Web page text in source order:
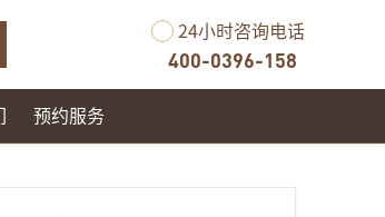
24小时咨询电话
400-0396-158
预约服务